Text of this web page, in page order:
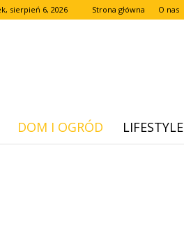
sierpień 6, 2026 Strona główna O nas
DOM I OGRÓD LIFESTYLE